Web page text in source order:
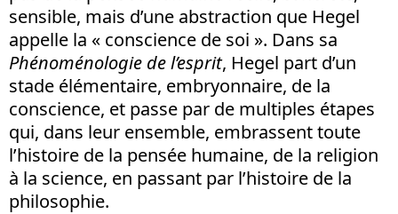
sensible, mais d’une abstraction que Hegel
appelle la « conscience de soi ». Dans sa
Phénoménologie de l’esprit, Hegel part d’un
stade élémentaire, embryonnaire, de la
conscience, et passe par de multiples étapes
qui, dans leur ensemble, embrassent toute
l’histoire de la pensée humaine, de la religion
à la science, en passant par l’histoire de la
philosophie.